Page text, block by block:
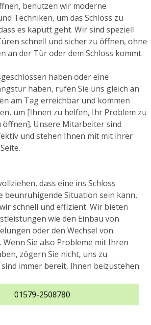
benutzen wir moderne
Techniken, um das Schloss zu
es kaputt geht. Wir sind speziell
schnell und sicher zu öffnen, ohne
an der Tür oder dem Schloss kommt.
haben oder eine
haben, rufen Sie uns gleich an.
am Tag erreichbar und kommen
um [Ihnen zu helfen, Ihr Problem zu
öffnen]. Unsere Mitarbeiter sind
und stehen Ihnen mit mit ihrer
dass eine ins Schloss
beunruhigende Situation sein kann,
schnell und effizient. Wir bieten
wie den Einbau von
oder den Wechsel von
Sie also Probleme mit Ihren
zögern Sie nicht, uns zu
immer bereit, Ihnen beizustehen.
01579-2508780